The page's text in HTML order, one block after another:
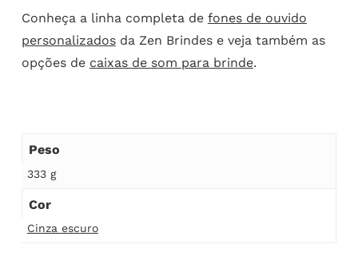
Conheça a linha completa de fones de ouvido
personalizadosda Zen Brindes e veja também as
opções de caixas de som para brinde.
Peso
333 g
Cor
Cinza escuro